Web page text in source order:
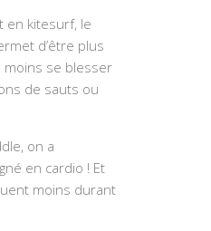
en kitesurf, le
d’être plus
se blesser
de sauts ou
on a
en cardio ! Et
moins durant